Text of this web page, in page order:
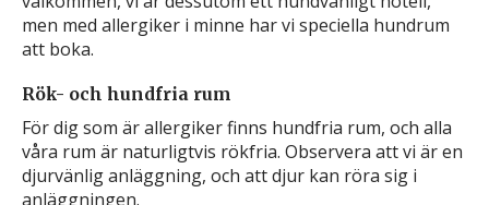
men med allergiker i minne har vi speciella hundrum
att boka.
Rök- och hundfria rum
För dig som är allergiker finns hundfria rum, och alla
våra rum är naturligtvis rökfria. Observera att vi är en
djurvänlig anläggning, och att djur kan röra sig i
anläggningen.